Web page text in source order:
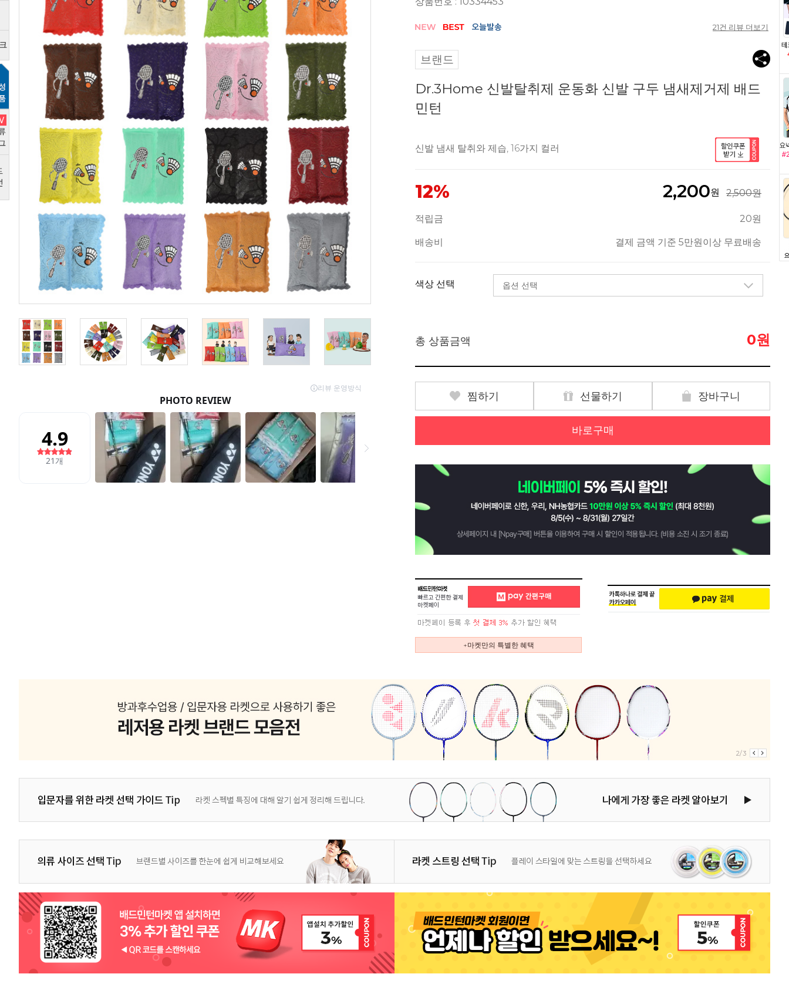
21건 리뷰 더보기
브랜드
Dr.3Home 신발탈취제 운동화 신발 구두 냄새제거제 배드
민턴
신발 냄새 탈취와 제습, 16가지 컬러
12% 2,200원 2,500원
적립금 20원
배송비 결제 금액 기준 5만원이상 무료배송
색상 선택
총 상품금액 0원
찜하기 선물하기 장바구니
바로구매
+마켓만의 특별한 혜택
3/3